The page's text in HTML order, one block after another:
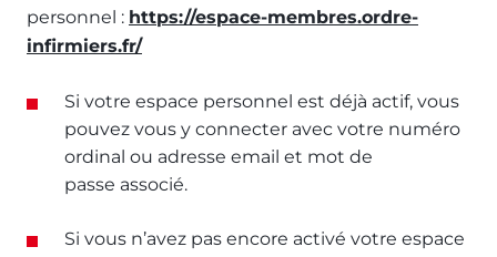
personnel : https://espace-membres.ordre-
infirmiers.fr/
Si votre espace personnel est déjà actif, vous
pouvez vous y connecter avec votre numéro
ordinal ou adresse email et mot de
passe associé.
Si vous n’avez pas encore activé votre espace